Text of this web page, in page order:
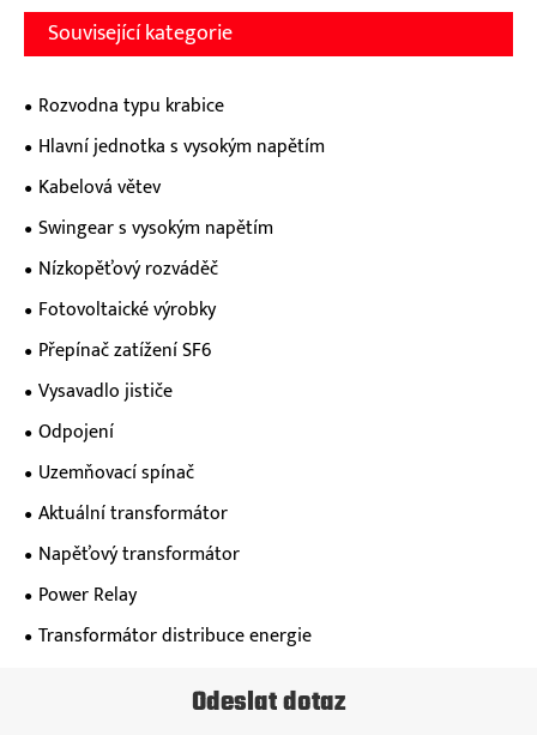
Související kategorie
Rozvodna typu krabice
Hlavní jednotka s vysokým napětím
Kabelová větev
Swingear s vysokým napětím
Nízkopěťový rozváděč
Fotovoltaické výrobky
Přepínač zatížení SF6
Vysavadlo jističe
Odpojení
Uzemňovací spínač
Aktuální transformátor
Napěťový transformátor
Power Relay
Transformátor distribuce energie
Odeslat dotaz